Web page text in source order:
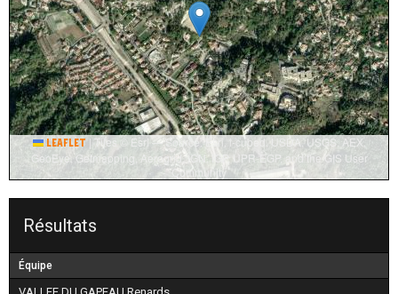
Leaflet | Tiles © Esri — Source: Esri, i-cubed, USDA, USGS, AEX,
GeoEye, Getmapping, Aerogrid, IGN, IGP, UPR-EGP, and the GIS User
Community
Résultats
Équipe